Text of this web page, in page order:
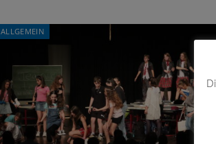
ALLGEMEIN